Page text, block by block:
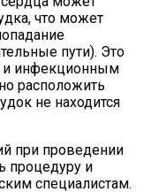
что может
пути). Это
и инфекционным
расположить
не находится
при проведении
процедуру и
специалистам.